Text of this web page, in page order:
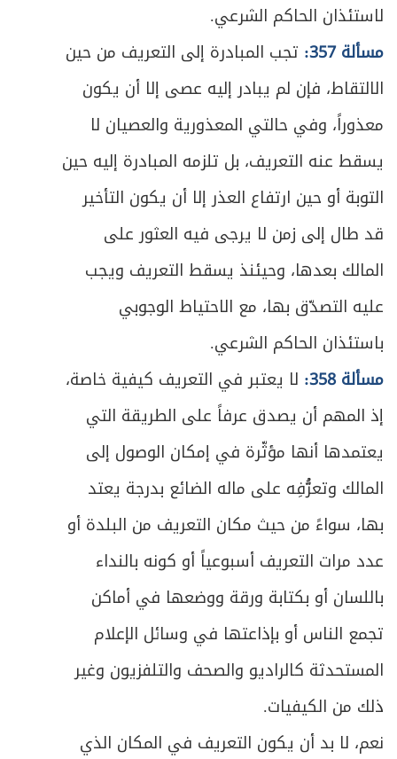
لاستئذان الحاكم الشرعي.
مسألة 357:
تجب المبادرة إلى التعريف من حين
الالتقاط، فإن لم يبادر إليه عصى إلا أن يكون
معذوراً، وفي حالتي المعذورية والعصيان لا
يسقط عنه التعريف، بل تلزمه المبادرة إليه حين
التوبة أو حين ارتفاع العذر إلا أن يكون التأخير
قد طال إلى زمن لا يرجى فيه العثور على
المالك بعدها، وحيئنذ يسقط التعريف ويجب
عليه التصدّق بها، مع الاحتياط الوجوبي
باستئذان الحاكم الشرعي.
مسألة 358:
لا يعتبر في التعريف كيفية خاصة،
إذ المهم أن يصدق عرفاً على الطريقة التي
يعتمدها أنها مؤثّرة في إمكان الوصول إلى
المالك وتعرُّفِه على ماله الضائع بدرجة يعتد
بها، سواءً من حيث مكان التعريف من البلدة أو
عدد مرات التعريف أسبوعياً أو كونه بالنداء
باللسان أو بكتابة ورقة ووضعها في أماكن
تجمع الناس أو بإذاعتها في وسائل الإعلام
المستحدثة كالراديو والصحف والتلفزيون وغير
ذلك من الكيفيات.
نعم، لا بد أن يكون التعريف في المكان الذي